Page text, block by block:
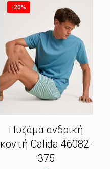
-20%
Πυζάμα ανδρική
κοντή Calida 46082-
375